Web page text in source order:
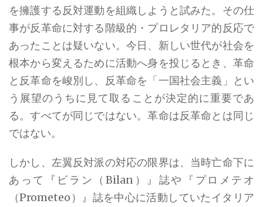
を擁護する反対運動を組織しようと試みた。その仕
事が反革命に対する階級的・プロレタリア的反応で
あったことは疑いない。今日、新しい世代が社会を
根本から変えるために活動へ身を投じるとき、革命
と反革命を峻別し、反革命を「一国社会主義」とい
う展望のうちに見て取ることが決定的に重要であ
る。すべてが同じではない。革命は反革命とは同じ
ではない。
しかし、左翼反対派の対応の限界は、当時亡命下に
あって『ビラン（Bilan）』誌や『プロメテオ
（Prometeo）』誌を中心に活動していたイタリア